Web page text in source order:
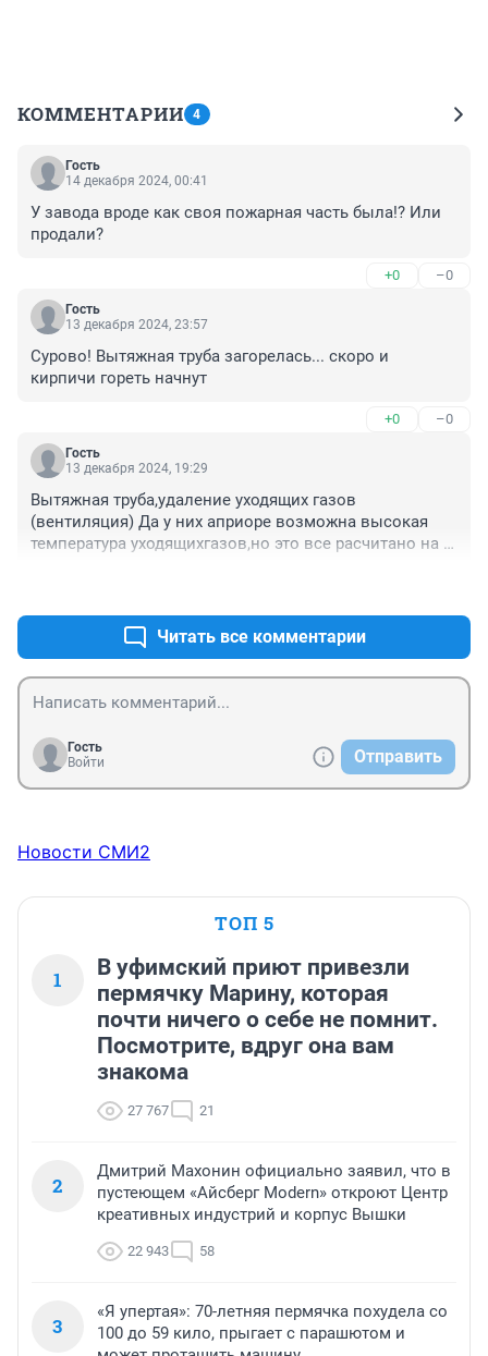
КОММЕНТАРИИ 4
Гость
14 декабря 2024, 00:41
У завода вроде как своя пожарная часть была!? Или
продали?
+0 –0
Гость
13 декабря 2024, 23:57
Сурово! Вытяжная труба загорелась... скоро и
кирпичи гореть начнут
+0 –0
Гость
13 декабря 2024, 19:29
Вытяжная труба,удаление уходящих газов
(вентиляция) Да у них априоре возможна высокая
температура уходящихгазов,но это все расчитано на
человека который знает физику химию,могли бы?
Читать все комментарии
Гость
Войти
Отправить
Новости СМИ2
ТОП 5
1
В уфимский приют привезли
пермячку Марину, которая
почти ничего о себе не помнит.
Посмотрите, вдруг она вам
знакома
27 767 21
2
Дмитрий Махонин официально заявил, что в
пустеющем «Айсберг Modern» откроют Центр
креативных индустрий и корпус Вышки
22 943 58
3
«Я упертая»: 70-летняя пермячка похудела со
100 до 59 кило, прыгает с парашютом и